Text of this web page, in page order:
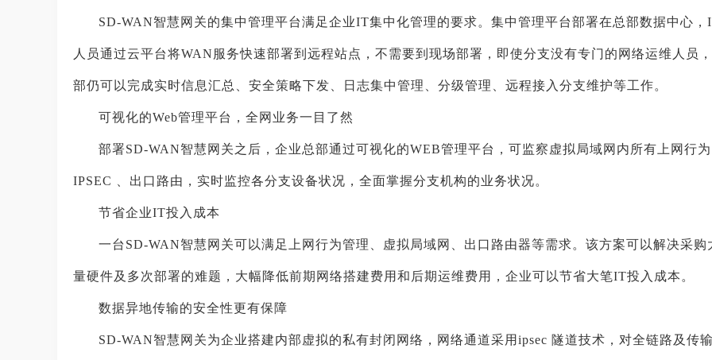
SD-WAN智慧网关的集中管理平台满足企业IT集中化管理的要求。集中管理平台部署在总部数据中心，
人员通过云平台将WAN服务快速部署到远程站点，不需要到现场部署，即使分支没有专门的网络运维人员
部仍可以完成实时信息汇总、安全策略下发、日志集中管理、分级管理、远程接入分支维护等工作。
可视化的Web管理平台，全网业务一目了然
部署SD-WAN智慧网关之后，企业总部通过可视化的WEB管理平台，可监察虚拟局域网内所有上网行为
IPSEC 、出口路由，实时监控各分支设备状况，全面掌握分支机构的业务状况。
节省企业IT投入成本
一台SD-WAN智慧网关可以满足上网行为管理、虚拟局域网、出口路由器等需求。该方案可以解决采购
量硬件及多次部署的难题，大幅降低前期网络搭建费用和后期运维费用，企业可以节省大笔IT投入成本。
数据异地传输的安全性更有保障
SD-WAN智慧网关为企业搭建内部虚拟的私有封闭网络，网络通道采用ipsec 隧道技术，对全链路及传